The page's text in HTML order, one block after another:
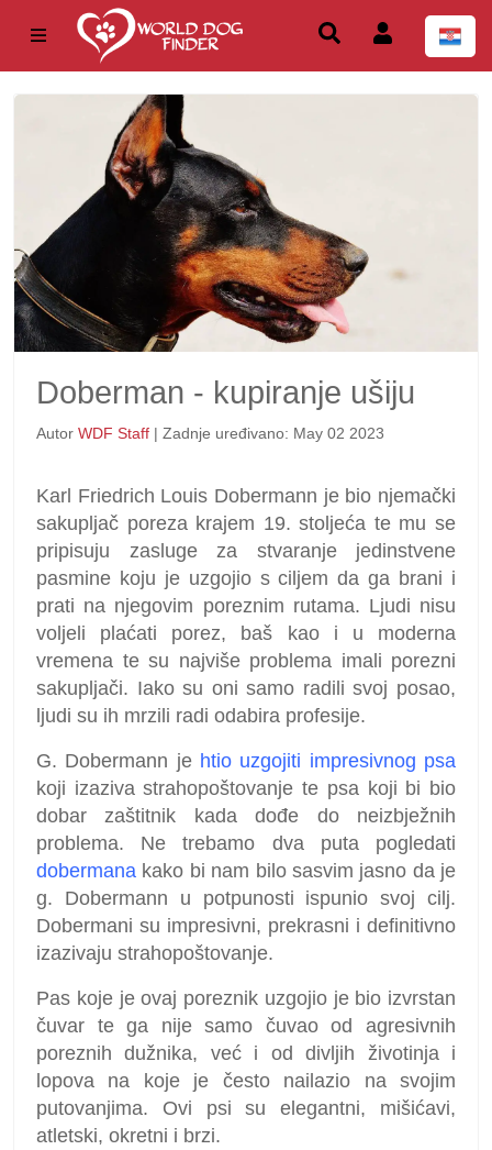
Doberman - kupiranje ušiju
Autor WDF Staff | Zadnje uređivano: May 02 2023
Karl Friedrich Louis Dobermann je bio njemački
sakupljač poreza krajem 19. stoljeća te mu se
pripisuju zasluge za stvaranje jedinstvene
pasmine koju je uzgojio s ciljem da ga brani i
prati na njegovim poreznim rutama. Ljudi nisu
voljeli plaćati porez, baš kao i u moderna
vremena te su najviše problema imali porezni
sakupljači. Iako su oni samo radili svoj posao,
ljudi su ih mrzili radi odabira profesije.
G. Dobermann je htio uzgojiti impresivnog psa
koji izaziva strahopoštovanje te psa koji bi bio
dobar zaštitnik kada dođe do neizbježnih
problema. Ne trebamo dva puta pogledati
dobermana kako bi nam bilo sasvim jasno da je
g. Dobermann u potpunosti ispunio svoj cilj.
Dobermani su impresivni, prekrasni i definitivno
izazivaju strahopoštovanje.
Pas koje je ovaj poreznik uzgojio je bio izvrstan
čuvar te ga nije samo čuvao od agresivnih
poreznih dužnika, već i od divljih životinja i
lopova na koje je često nailazio na svojim
putovanjima. Ovi psi su elegantni, mišićavi,
atletski, okretni i brzi.